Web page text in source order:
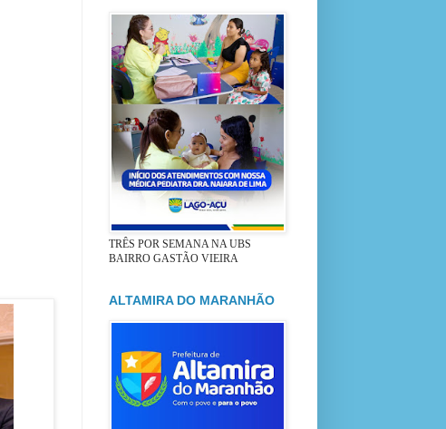
TRÊS POR SEMANA NA UBS
BAIRRO GASTÃO VIEIRA
ALTAMIRA DO MARANHÃO